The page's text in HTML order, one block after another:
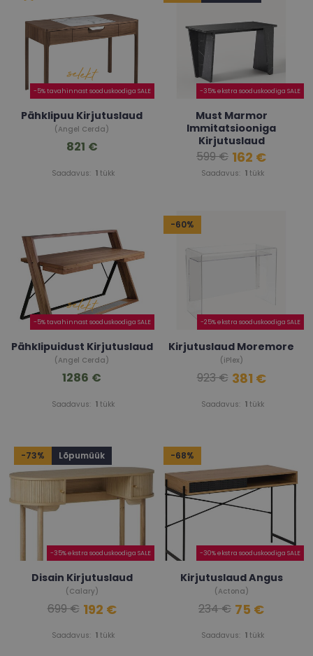
-5% tavahinnast sooduskoodiga SALE
Pähklipuu Kirjutuslaud
(Angel Cerda)
Saadavus: 1tükk
821 €
-35% ekstra sooduskoodiga SALE
Must Marmor
Immitatsiooniga
Kirjutuslaud
(Liam)
Saadavus:
1tükk
599 € 162 €
-5% tavahinnast sooduskoodiga SALE
Pähklipuidust Kirjutuslaud
(Angel Cerda)
Saadavus: 1tükk
1286 €
-60%
-25% ekstra sooduskoodiga SALE
Kirjutuslaud Moremore
(iPlex)
Saadavus: 1tükk
923 € 381 €
-73% Lõpumüük
-35% ekstra sooduskoodiga SALE
Disain Kirjutuslaud
(Calary)
Saadavus: 1tükk
699 € 192 €
-68%
-30% ekstra sooduskoodiga SALE
Kirjutuslaud Angus
(Actona)
Saadavus: 1tükk
234 € 75 €